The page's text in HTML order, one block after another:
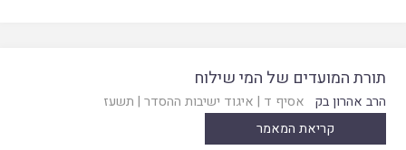
תורת המועדים של המי שילוח
הרב אהרון בק אסיף ד | איגוד ישיבות ההסדר | תשעז
קריאת המאמר